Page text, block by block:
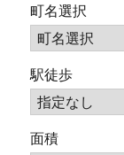
町名選択
駅徒歩
面積